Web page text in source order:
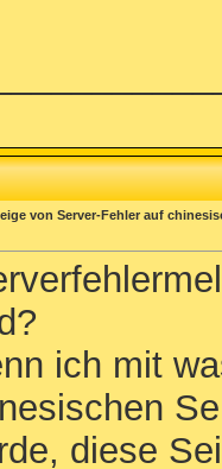
von Server-Fehler auf
ich mit
diese